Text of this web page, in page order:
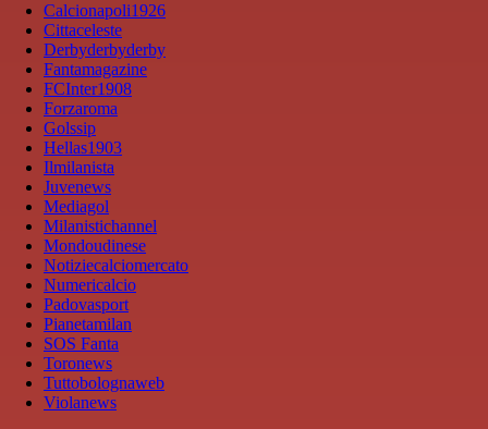
Calcionapoli1926
Cittaceleste
Derbyderbyderby
Fantamagazine
FCInter1908
Forzaroma
Golssip
Hellas1903
Ilmilanista
Juvenews
Mediagol
Milanistichannel
Mondoudinese
Notiziecalciomercato
Numericalcio
Padovasport
Pianetamilan
SOS Fanta
Toronews
Tuttobolognaweb
Violanews